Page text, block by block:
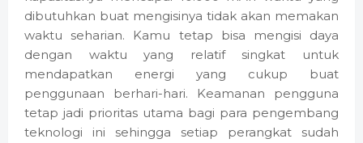
dibutuhkan buat mengisinya tidak akan memakan
waktu seharian. Kamu tetap bisa mengisi daya
dengan waktu yang relatif singkat untuk
mendapatkan energi yang cukup buat
penggunaan berhari-hari. Keamanan pengguna
tetap jadi prioritas utama bagi para pengembang
teknologi ini sehingga setiap perangkat sudah